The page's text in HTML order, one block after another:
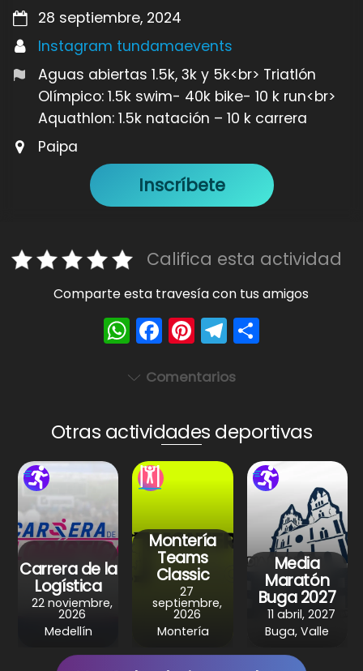
28 septiembre, 2024
Instagram tundamaevents
Aguas abiertas 1.5k, 3k y 5k<br> Triatlón
Olímpico: 1.5k swim- 40k bike- 10 k run<br>
Aquathlon: 1.5k natación – 10 k carrera
Paipa
Inscríbete
Califica esta actividad
Comparte esta travesía con tus amigos
W
h
a
A
p
p
F
a
c
b
o
o
k
Pi
nt
er
st
T
el
e
a
m
Comentarios
Otras actividades deportivas
Carrera de la
Logística
22 noviembre,
2026
Medellín
Montería
Teams
Classic
27
septiembre,
2026
Montería
Media
Maratón
Buga 2027
11 abril, 2027
Buga, Valle